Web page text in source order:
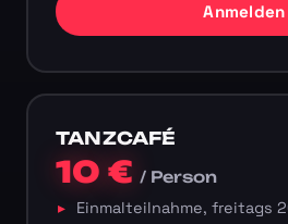
Anmelden
TANZCAFÉ
10 €/ Person
Einmalteilnahme, freitags